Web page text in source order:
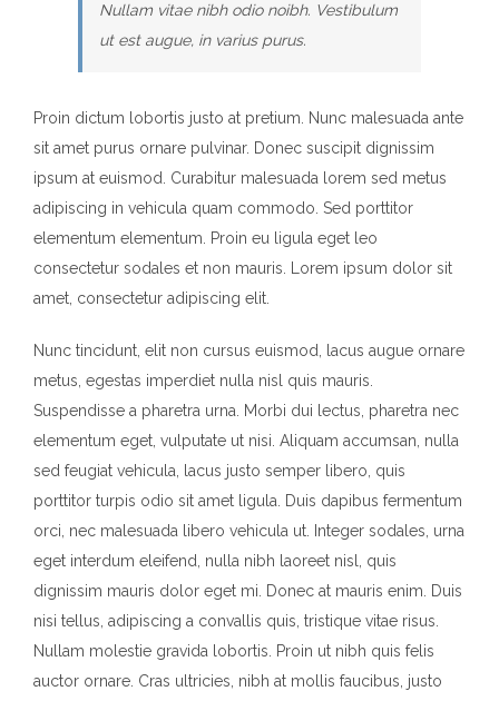
Nullam vitae nibh odio noibh. Vestibulum
ut est augue, in varius purus.
Proin dictum lobortis justo at pretium. Nunc malesuada ante
sit amet purus ornare pulvinar. Donec suscipit dignissim
ipsum at euismod. Curabitur malesuada lorem sed metus
adipiscing in vehicula quam commodo. Sed porttitor
elementum elementum. Proin eu ligula eget leo
consectetur sodales et non mauris. Lorem ipsum dolor sit
amet, consectetur adipiscing elit.
Nunc tincidunt, elit non cursus euismod, lacus augue ornare
metus, egestas imperdiet nulla nisl quis mauris.
Suspendisse a pharetra urna. Morbi dui lectus, pharetra nec
elementum eget, vulputate ut nisi. Aliquam accumsan, nulla
sed feugiat vehicula, lacus justo semper libero, quis
porttitor turpis odio sit amet ligula. Duis dapibus fermentum
orci, nec malesuada libero vehicula ut. Integer sodales, urna
eget interdum eleifend, nulla nibh laoreet nisl, quis
dignissim mauris dolor eget mi. Donec at mauris enim. Duis
nisi tellus, adipiscing a convallis quis, tristique vitae risus.
Nullam molestie gravida lobortis. Proin ut nibh quis felis
auctor ornare. Cras ultricies, nibh at mollis faucibus, justo